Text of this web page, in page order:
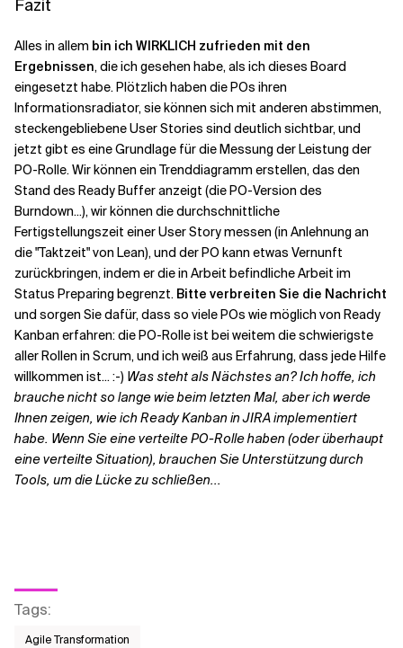
Fazit
Alles in allem bin ich WIRKLICH zufrieden mit den
Ergebnissen, die ich gesehen habe, als ich dieses Board
eingesetzt habe. Plötzlich haben die POs ihren
Informationsradiator, sie können sich mit anderen abstimmen,
steckengebliebene User Stories sind deutlich sichtbar, und
jetzt gibt es eine Grundlage für die Messung der Leistung der
PO-Rolle. Wir können ein Trenddiagramm erstellen, das den
Stand des Ready Buffer anzeigt (die PO-Version des
Burndown...), wir können die durchschnittliche
Fertigstellungszeit einer User Story messen (in Anlehnung an
die "Taktzeit" von Lean), und der PO kann etwas Vernunft
zurückbringen, indem er die in Arbeit befindliche Arbeit im
Status Preparing begrenzt. Bitte verbreiten Sie die Nachricht
und sorgen Sie dafür, dass so viele POs wie möglich von Ready
Kanban erfahren: die PO-Rolle ist bei weitem die schwierigste
aller Rollen in Scrum, und ich weiß aus Erfahrung, dass jede Hilfe
willkommen ist... :-) Was steht als Nächstes an? Ich hoffe, ich
brauche nicht so lange wie beim letzten Mal, aber ich werde
Ihnen zeigen, wie ich Ready Kanban in JIRA implementiert
habe. Wenn Sie eine verteilte PO-Rolle haben (oder überhaupt
eine verteilte Situation), brauchen Sie Unterstützung durch
Tools, um die Lücke zu schließen...
Tags:
Agile Transformation